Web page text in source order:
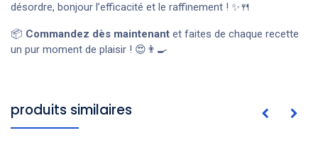
désordre, bonjour l’efficacité et le raffinement ! ✨🍴
📦 Commandez dès maintenant et faites de chaque recette
un pur moment de plaisir ! 😍👨‍🍳
produits similaires